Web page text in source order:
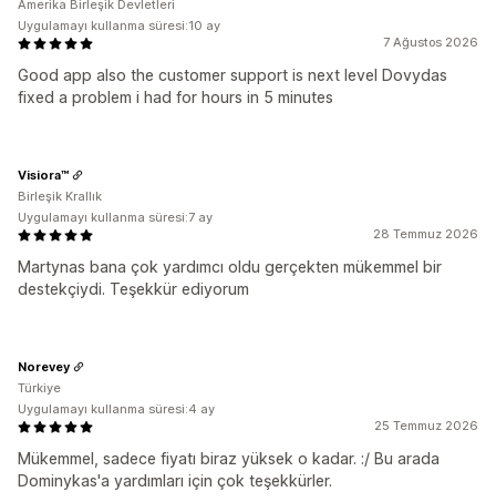
7 Ağustos 2026
Good app also the customer support is next level Dovydas
fixed a problem i had for hours in 5 minutes
Amerika Birleşik Devletleri
Uygulamayı kullanma süresi:10 ay
28 Temmuz 2026
Martynas bana çok yardımcı oldu gerçekten mükemmel bir
destekçiydi. Teşekkür ediyorum
Visiora™
Birleşik Krallık
Uygulamayı kullanma süresi:7 ay
25 Temmuz 2026
Mükemmel, sadece fiyatı biraz yüksek o kadar. :/ Bu arada
Dominykas'a yardımları için çok teşekkürler.
Norevey
Türkiye
Uygulamayı kullanma süresi:4 ay